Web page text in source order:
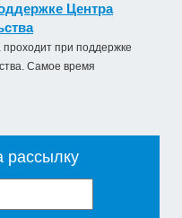
Центра
при поддержке
Самое время
рассылку